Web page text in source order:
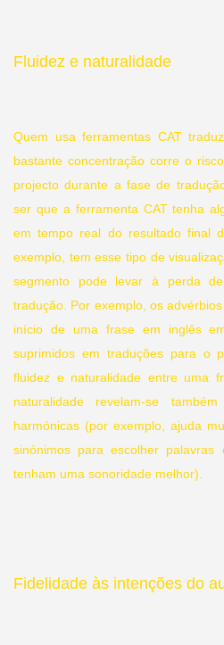
Fluidez e naturalidade
Quem usa ferramentas CAT
bastante concentração corre o
projecto durante a fase de
ser que a ferramenta CAT tenha
em tempo real do resultado final
exemplo, tem esse tipo de
segmento pode levar à perda
tradução. Por exemplo, os
início de uma frase em inglês
suprimidos em traduções para o
fluidez e naturalidade entre uma
naturalidade revelam-se
harmónicas (por exemplo, ajuda
sinónimos para escolher
tenham uma sonoridade melhor).
Fidelidade às intenções do